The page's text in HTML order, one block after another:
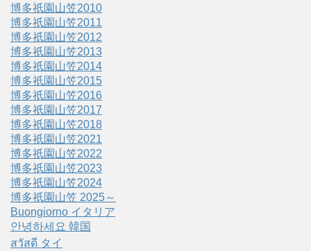
博多祇園山笠2010
博多祇園山笠2011
博多祇園山笠2012
博多祇園山笠2013
博多祇園山笠2014
博多祇園山笠2015
博多祇園山笠2016
博多祇園山笠2017
博多祇園山笠2018
博多祇園山笠2021
博多祇園山笠2022
博多祇園山笠2023
博多祇園山笠2024
博多祇園山笠 2025～
Buongiorno イタリア
안녕하세요 韓国
สวัสดี タイ